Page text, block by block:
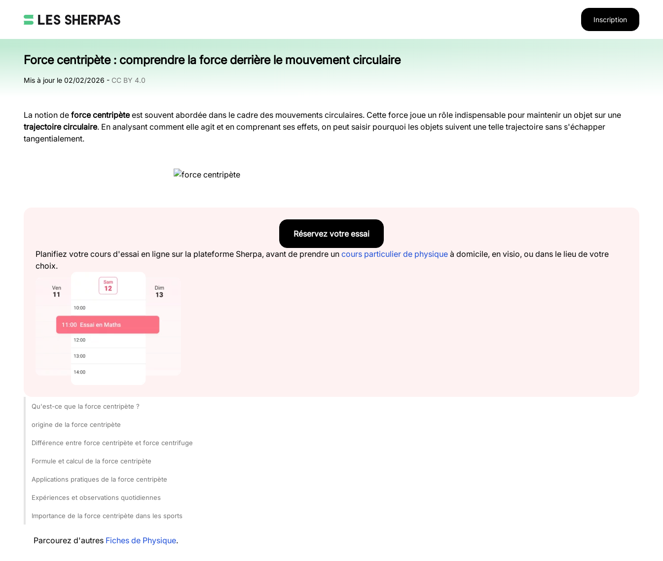
Inscription
Force centripète : comprendre la force derrière le mouvement circulaire
Mis à jour le 02/02/2026 - CC BY 4.0
La notion de force centripèteest souvent abordée dans le cadre des mouvements circulaires. Cette force joue un rôle indispensable pour maintenir un objet sur une
trajectoire circulaire. En analysant comment elle agit et en comprenant ses effets, on peut saisir pourquoi les objets suivent une telle trajectoire sans s'échapper
tangentialement.
Réservez votre essai
Planifiez votre cours d'essai en ligne sur la plateforme Sherpa, avant de prendre un cours particulier de physique à domicile, en visio, ou dans le lieu de votre
choix.
Qu'est-ce que la force centripète ?
origine de la force centripète
Différence entre force centripète et force centrifuge
Formule et calcul de la force centripète
Applications pratiques de la force centripète
Expériences et observations quotidiennes
Importance de la force centripète dans les sports
Parcourez d'autres Fiches de Physique.